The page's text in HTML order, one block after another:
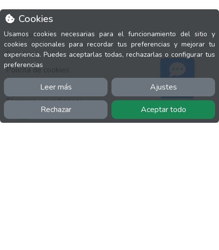
Cookies
Usamos cookies necesarias para el funcionamiento del sitio y
cookies opcionales para recordar tus preferencias y mejorar tu
experiencia. Puedes aceptarlas todas, rechazarlas o configurar tus
preferencias
Leer más Ajustes
Rechazar Aceptar todo
INFORMACIÓN
Facebook
Polícita de cookies
Política de privacidad
Términos y condiciones
Twitter
Soporte